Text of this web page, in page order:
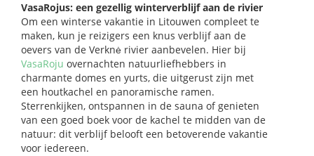
VasaRojus: een gezellig winterverblijf aan de rivier
Om een winterse vakantie in Litouwen compleet te
maken, kun je reizigers een knus verblijf aan de
oevers van de Verknė rivier aanbevelen. Hier bij
VasaRoju overnachten natuurliefhebbers in
charmante domes en yurts, die uitgerust zijn met
een houtkachel en panoramische ramen.
Sterrenkijken, ontspannen in de sauna of genieten
van een goed boek voor de kachel te midden van de
natuur: dit verblijf belooft een betoverende vakantie
voor iedereen.